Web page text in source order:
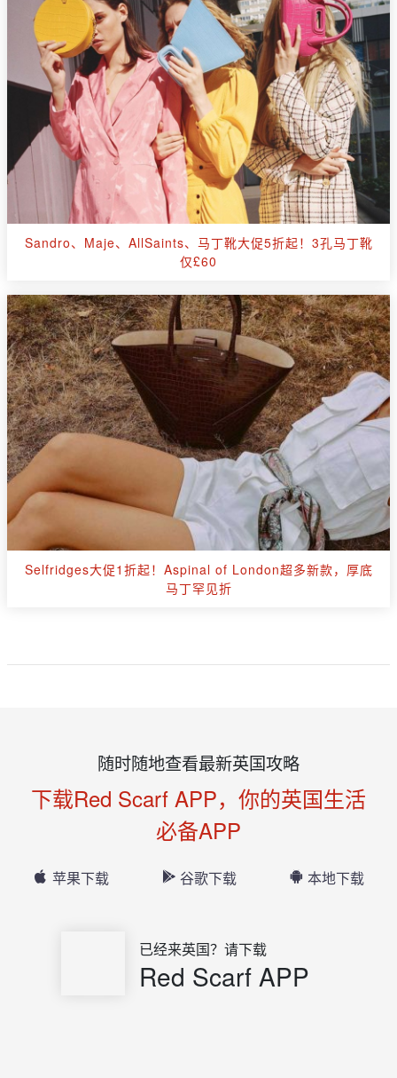
Sandro、Maje、AllSaints、马丁靴大促5折起！3孔马丁靴
仅£60
Selfridges大促1折起！Aspinal of London超多新款，厚底
马丁罕见折
随时随地查看最新英国攻略
下载Red Scarf APP，你的英国生活
必备APP
苹果下载 谷歌下载 本地下载
已经来英国？请下载
Red Scarf APP